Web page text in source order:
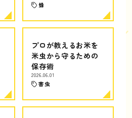
蜂
プロが教えるお米を
米虫から守るための
保存術
2026.06.01
害虫